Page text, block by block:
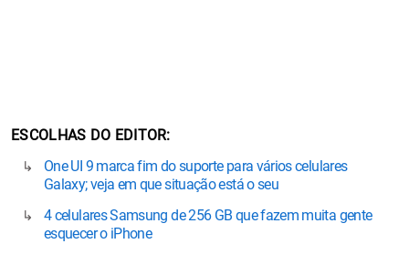
ESCOLHAS DO EDITOR
One UI 9 marca fim do suporte para vários celulares
Galaxy; veja em que situação está o seu
4 celulares Samsung de 256 GB que fazem muita gente
esquecer o iPhone